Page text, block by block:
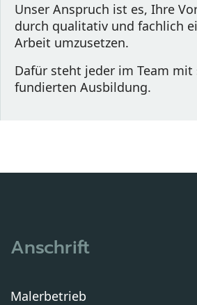
Unser Anspruch ist es, Ihre
durch qualitativ und fachlich
Arbeit umzusetzen.
Dafür steht jeder im Team mit
fundierten Ausbildung.
Anschrift
Malerbetrieb